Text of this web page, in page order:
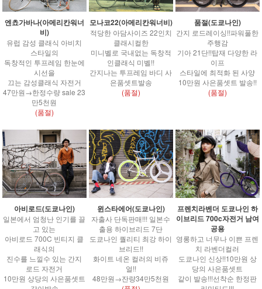
엔쵸가바나(아메리칸워너
비)
유럽 감성 클래식 아비치
스타일의
독창적인 투프레임 한눈에
시선을
끄는 감성클래식 자전거
47만원→한정수량 sale 23
만5천원
(품절)
모나코22(아메리칸워너비)
적당한 아담사이즈 22인치
클래시컬한
미니벨로 국내없는 독창적
인클래식 미벨!!
간지나는 투프레임 바디 사
은품셋트발송
(품절)
품절(도쿄나인)
간지 로드레이싱!!파워풀한
주행감
기아 21단!!탑재 다양한 라
이프
스타일에 최적화 된 사양
10만원 사은품셋트 발송!!
(품절)
아비로드(도쿄나인)
일본에서 엄청난 인기를 끌
고 있는
아비로드 700C 빈티지 클
래식의
진수를 느낄수 있는 간지
로드 자전거
10만원 상당의 사은품셋트
윈스타에어(도쿄나인)
자출사 단독판매!!! 일본수
출용 하이브리드 7단
도쿄나인 퀄리티 최강 하이
브리드!!
화이트 네온 컬러의 비쥬
얼!!
48만원→잔량34만5천원
프렌치라벤더 도쿄나인 하
이브리드 700c자전거 남여
공용
영롱하고 너무나 이쁜 프렌
치 라벤더컬러
도쿄나인 신상!!10만원 상
당의 사은품셋트
같이 발송!!!선착순 한정판